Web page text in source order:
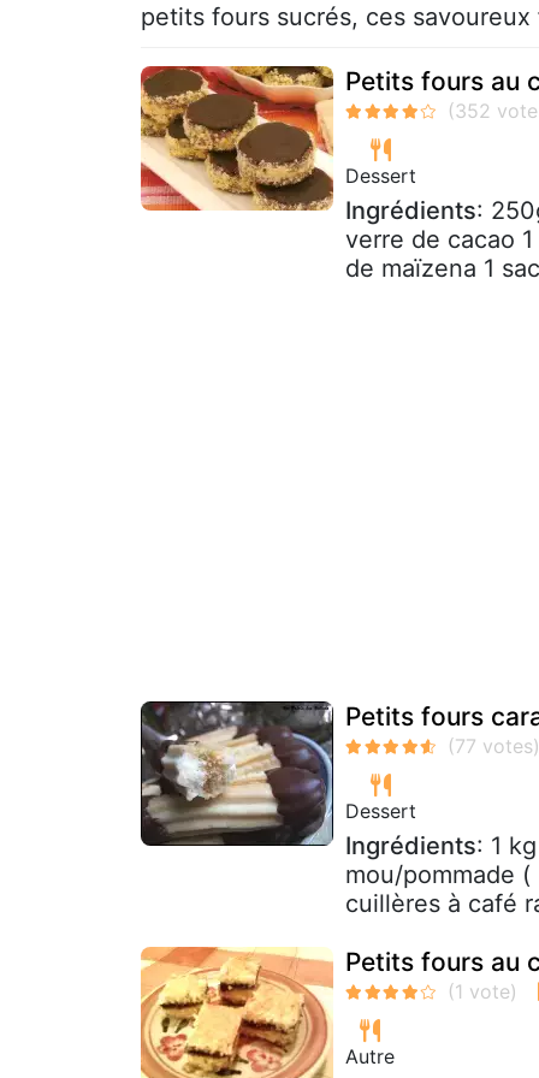
petits fours sucrés, ces savoureux
Petits fours au
Dessert
Ingrédients:
verre de cacao
de maïzena 1
Petits fours
Dessert
Ingrédients: 1
mou/pommade
cuillères à café
Petits fours au
Autre